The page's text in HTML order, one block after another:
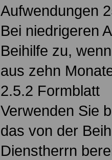
Aufwendungen
Bei niedrigeren
Beihilfe zu,
aus zehn
2.5.2 Formblatt
Verwenden Sie
das von der
Dienstherrn